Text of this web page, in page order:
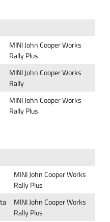
MINI John Cooper Works
Rally Plus
MINI John Cooper Works
Rally
MINI John Cooper Works
Rally Plus
MINI John Cooper Works
Rally Plus
MINI John Cooper Works
Rally Plus